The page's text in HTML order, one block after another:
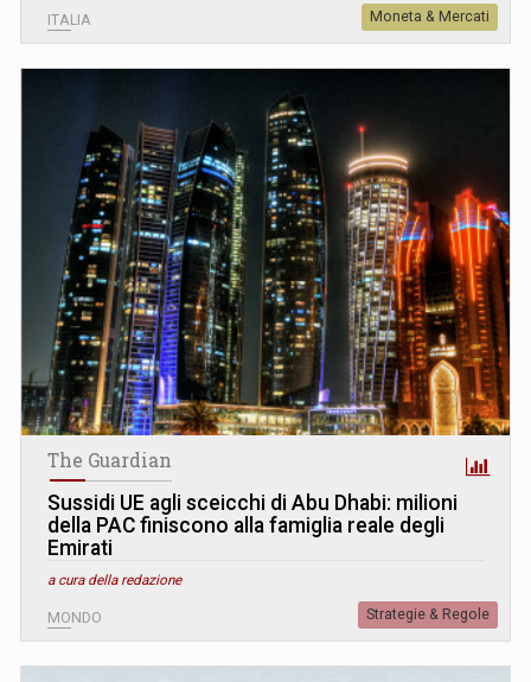
ITALIA Moneta & Mercati
The Guardian
Sussidi UE agli sceicchi di Abu Dhabi: milioni
della PAC finiscono alla famiglia reale degli
Emirati
a cura della redazione
MONDO Strategie & Regole